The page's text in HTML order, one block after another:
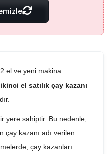
ve yeni makina
el satılık çay kazanı
yere sahiptir. Bu nedenle,
çay kazanı adı verilen
çay kazanları